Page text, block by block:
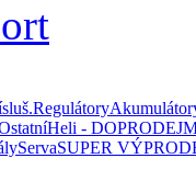
Regulátory
Heli - DOPRODEJ
ServaSUPER